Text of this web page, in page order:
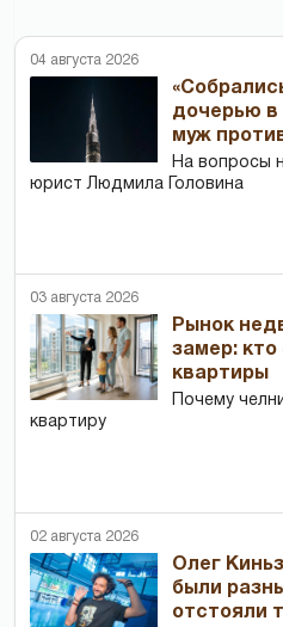
04 августа 2026
дочерью в
муж
На вопросы
юрист Людмила Головина
03 августа 2026
Рынок
замер: кто
квартиры
Почему
квартиру
02 августа 2026
Олег
были
отстояли